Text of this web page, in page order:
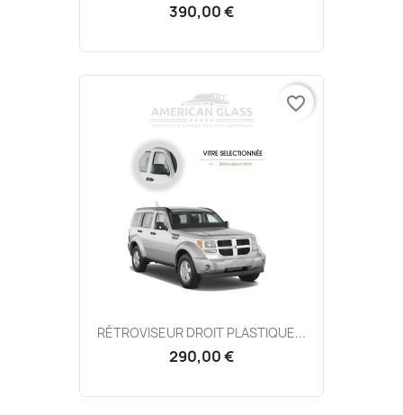
390,00 €
RÉTROVISEUR DROIT PLASTIQUE...
290,00 €
favorite_border